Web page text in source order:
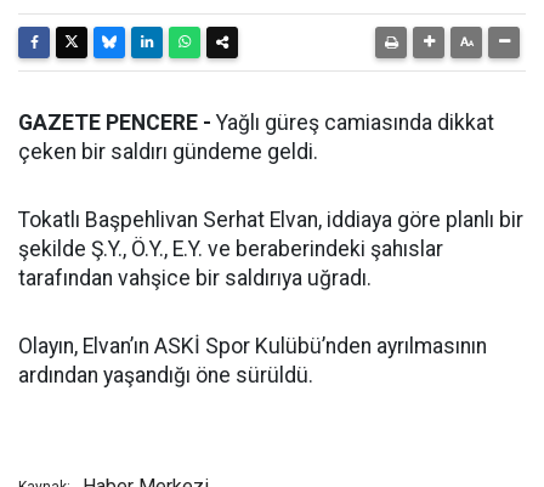
GAZETE PENCERE - Yağlı güreş camiasında dikkat
çeken bir saldırı gündeme geldi.
Tokatlı Başpehlivan Serhat Elvan, iddiaya göre planlı bir
şekilde Ş.Y., Ö.Y., E.Y. ve beraberindeki şahıslar
tarafından vahşice bir saldırıya uğradı.
Olayın, Elvan’ın ASKİ Spor Kulübü’nden ayrılmasının
ardından yaşandığı öne sürüldü.